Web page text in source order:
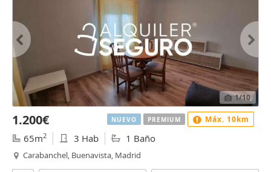
1/10
1.200€
65m2 3 Hab 1 Baño
Carabanchel, Buenavista, Madrid
NUEVO PREMIUM Máx. 10km